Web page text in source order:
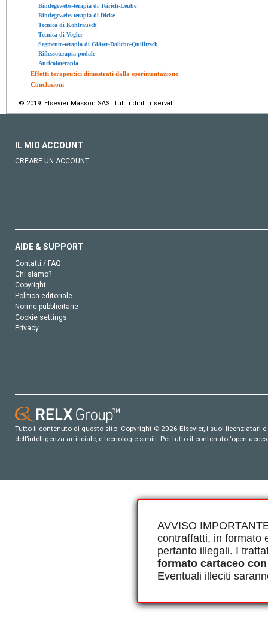
AVVISO
contraffatti, in formato
pertanto illegali. I
formato cartaceo
Eventuali illeciti
Bindegewebs-terapia di Teirich-Leube
Bindegewebs-terapia di Dicke
Tecnica di Kohlrausch
Tecnica di Vogler
Segmento-terapia di Gläser-Dalicho-Quilitzsch
Riflessoterapia podale
Auricoloterapia
Effetti terapeutici dimostrati dalla sperimentazione
Conclusioni
© 2019 Elsevier Masson SAS. Tutti i diritti riservati.
IL MIO ACCOUNT
CREARE UN ACCOUNT
AIDE & SUPPORT
Contatti / FAQ
Chi siamo?
Copyright
Politica editoriale
Norme pubblicitarie
Cookie settings
Privacy
Tutto il contenuto di questo sito: Copyright © 2026 Elsevier, i suoi
dell’intelligenza artificiale, e tecnologie simili. Per tutto il contenuto ‘open